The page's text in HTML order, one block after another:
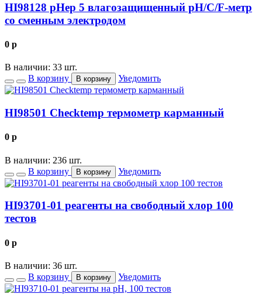
HI98128 pHep 5 влагозащищенный рН/С/F-метр
со сменным электродом
0 p
В наличии: 33 шт.
В корзину
В корзину Уведомить
HI98501 Checktemp термометр карманный
0 p
В наличии: 236 шт.
В корзину
В корзину Уведомить
HI93701-01 реагенты на свободный хлор 100
тестов
0 p
В наличии: 36 шт.
В корзину
В корзину Уведомить